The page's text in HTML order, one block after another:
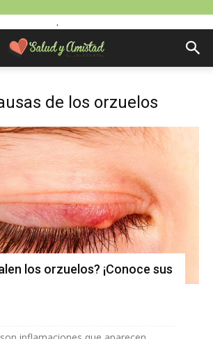
.
de los orzuelos
los orzuelos? ¡Conoce sus